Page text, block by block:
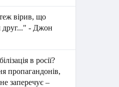
вірив, що
друг..." - Джон
в росії?
пропагандонів,
заперечує –